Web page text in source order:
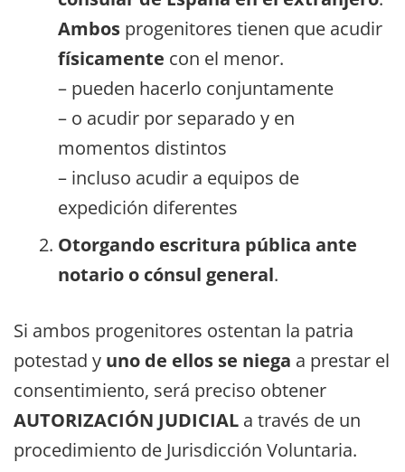
Ambos progenitores tienen que acudir
físicamente con el menor.
– pueden hacerlo conjuntamente
– o acudir por separado y en
momentos distintos
– incluso acudir a equipos de
expedición diferentes
Otorgando escritura pública ante
notario o cónsul general.
Si ambos progenitores ostentan la patria
potestad y uno de ellos se niega a prestar el
consentimiento, será preciso obtener
AUTORIZACIÓN JUDICIAL a través de un
procedimiento de Jurisdicción Voluntaria.